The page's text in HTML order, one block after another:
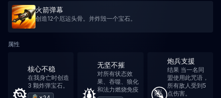
火箭弹幕
创造12个厄运头骨。并炸毁一个宝石。
属性
核心不稳
在我身亡时创造
3 颗炸弹宝石。
无坚不摧
对所有状态效
果、吞噬、狼化
和法力燃烧免疫
炮兵支援
结果 当一名同
盟使用此咒语，
所有敌人受到5
点伤害。